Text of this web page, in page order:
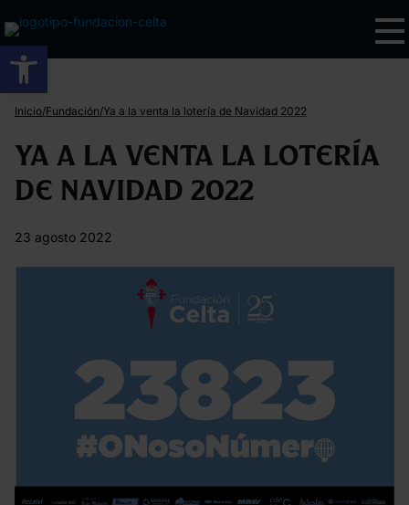
Abrir barra de herramientas
Inicio/Fundación/Ya a la venta la lotería de Navidad 2022
Ya a la venta la lotería
de Navidad 2022
23 agosto 2022